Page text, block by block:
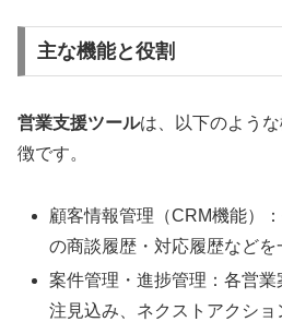
主な機能と役割
営業支援ツールは、以下のよう
徴です。
顧客情報管理（CRM機能）
の商談履歴・対応履歴などを
案件管理・進捗管理：各営
注見込み、ネクストアクショ